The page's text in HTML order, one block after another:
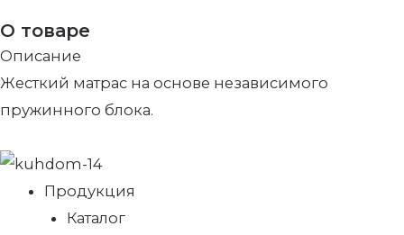
О товаре
Описание
Жесткий матрас на основе независимого
пружинного блока.
Продукция
Каталог